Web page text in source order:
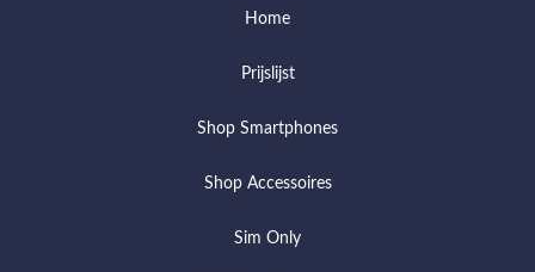
Home
Prijslijst
Shop Smartphones
Shop Accessoires
Sim Only